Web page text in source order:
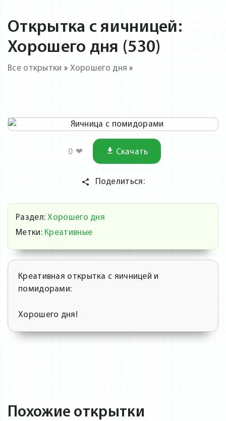
Открытка с яичницей:
Хорошего дня (530)
Все открытки » Хорошего дня »
0 ❤ Скачать
Поделиться:
Раздел: Хорошего дня
Метки: Креативные
Креативная открытка с яичницей и
помидорами:
Хорошего дня!
Похожие открытки